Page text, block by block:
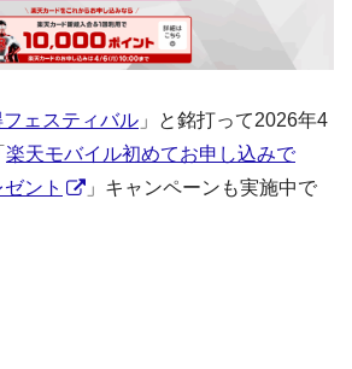
ェスティバル 」と銘打って2026年4
楽天モバイル初めてお申し込みで
ント
」キャンペーンも実施中で